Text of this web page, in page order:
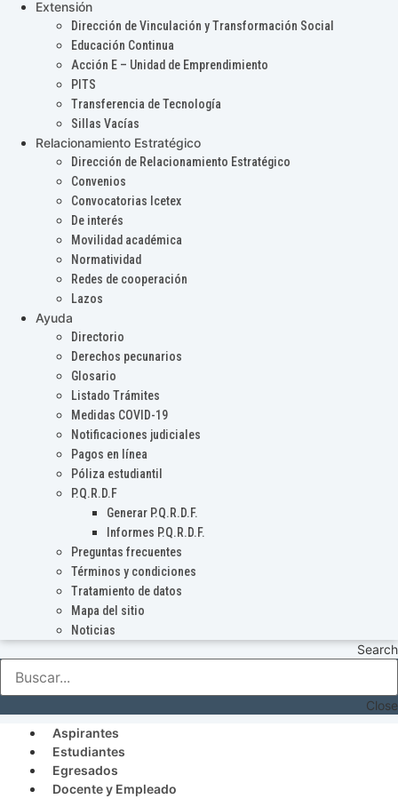
Extensión
Dirección de Vinculación y Transformación Social
Educación Continua
Acción E – Unidad de Emprendimiento
PITS
Transferencia de Tecnología
Sillas Vacías
Relacionamiento Estratégico
Dirección de Relacionamiento Estratégico
Convenios
Convocatorias Icetex
De interés
Movilidad académica
Normatividad
Redes de cooperación
Lazos
Ayuda
Directorio
Derechos pecunarios
Glosario
Listado Trámites
Medidas COVID-19
Notificaciones judiciales
Pagos en línea
Póliza estudiantil
P.Q.R.D.F
Generar P.Q.R.D.F.
Informes P.Q.R.D.F.
Preguntas frecuentes
Términos y condiciones
Tratamiento de datos
Mapa del sitio
Noticias
Search
Close
Aspirantes
Estudiantes
Egresados
Docente y Empleado